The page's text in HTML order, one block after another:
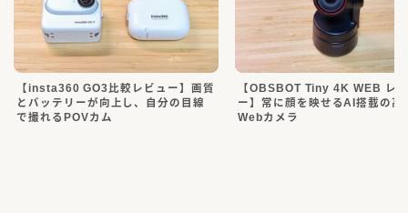
【insta360 GO3比較レビュー】画質
とバッテリーが向上し、自分の目線
で撮れるPOVカム
【OBSBOT Tiny 4K WEB レ
ー】常に顔を映せるAI搭載の高
Webカメラ